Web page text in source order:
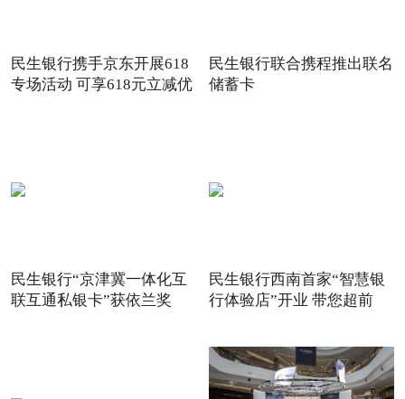
民生银行携手京东开展618
专场活动 可享618元立减优
民生银行联合携程推出联名
储蓄卡
民生银行“京津冀一体化互
联互通私银卡”获依兰奖
民生银行西南首家“智慧银
行体验店”开业 带您超前